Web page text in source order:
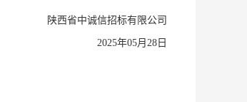
陕西省中诚信招标有限公司
2025年05月28日